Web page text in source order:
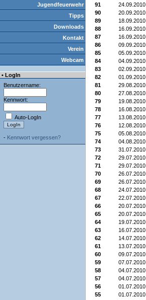
Jugendfeuerwehr
Tipps
Downloads
Kontakt
Verein
Webcam
• LogIn
Benutzername:
Kennwort:
Auto-LogIn
- Kennwort vergessen?
91
24.09.2010
90
20.09.2010
89
18.09.2010
88
16.09.2010
87
16.09.2010
86
09.09.2010
85
05.09.2010
84
04.09.2010
83
02.09.2010
82
01.09.2010
81
29.08.2010
80
27.08.2010
79
19.08.2010
78
16.08.2010
77
13.08.2010
76
12.08.2010
75
05.08.2010
74
04.08.2010
73
31.07.2010
72
29.07.2010
71
29.07.2010
70
26.07.2010
69
26.07.2010
68
24.07.2010
67
22.07.2010
66
20.07.2010
65
20.07.2010
64
19.07.2010
63
16.07.2010
62
14.07.2010
61
13.07.2010
60
09.07.2010
59
07.07.2010
58
04.07.2010
57
04.07.2010
56
01.07.2010
55
01.07.2010